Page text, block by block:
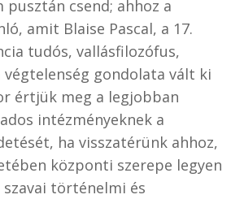
pusztán csend; ahhoz a
amit Blaise Pascal, a 17.
tudós, vallásfilozófus,
gondolata vált ki
értjük meg a legjobban
intézményeknek a
ha visszatérünk ahhoz,
központi szerepe legyen
szavai történelmi és